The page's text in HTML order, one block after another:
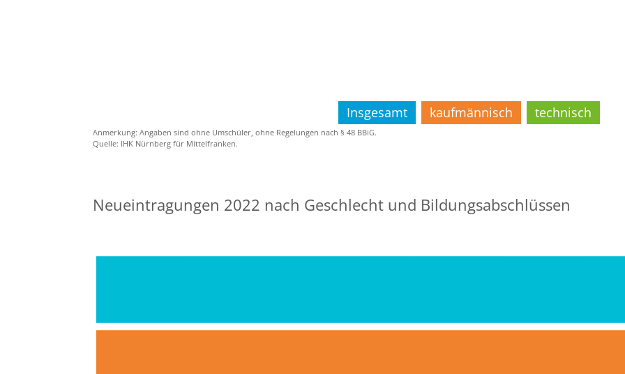
Insgesamt kaufmännisch technisch
Anmerkung: Angaben sind ohne Umschüler, ohne Regelungen nach § 48 BBiG.
Quelle: IHK Nürnberg für Mittelfranken.
Neueintragungen 2022 nach Geschlecht und Bildungsabschlüssen